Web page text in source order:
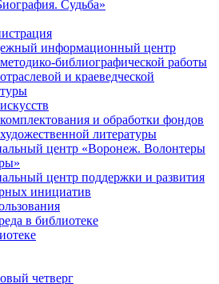
Судьба»
информационный центр
библиографической работы
и краеведческой
и обработки фондов
литературы
центр «Воронеж. Волонтеры
центр поддержки и развития
инициатив
в библиотеке
четверг